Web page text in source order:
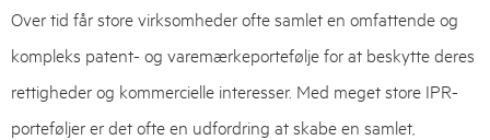
Over tid får store virksomheder ofte samlet en omfattende og
kompleks patent- og varemærkeportefølje for at beskytte deres
rettigheder og kommercielle interesser. Med meget store IPR-
porteføljer er det ofte en udfordring at skabe en samlet,